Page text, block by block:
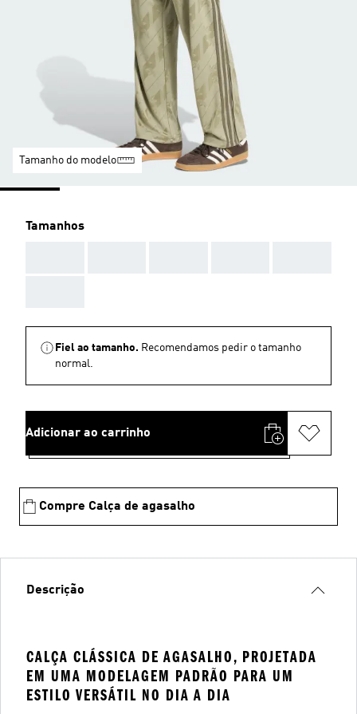
Tamanho do modelo
Tamanhos
Fiel ao tamanho. Recomendamos pedir o tamanho
normal.
Adicionar ao carrinho
Compre Calça de agasalho
Descrição
CALÇA CLÁSSICA DE AGASALHO, PROJETADA
EM UMA MODELAGEM PADRÃO PARA UM
ESTILO VERSÁTIL NO DIA A DIA